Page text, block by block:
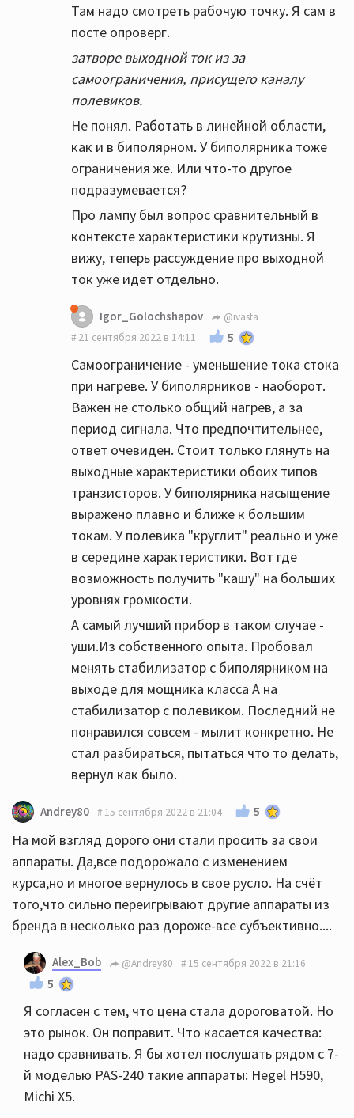
Там надо смотреть рабочую точку. Я сам в
посте опроверг.
затворе выходной ток из за
самоограничения, присущего каналу
полевиков.
Не понял. Работать в линейной области,
как и в биполярном. У биполярника тоже
ограничения же. Или что-то другое
подразумевается?
Про лампу был вопрос сравнительный в
контексте характеристики крутизны. Я
вижу, теперь рассуждение про выходной
ток уже идет отдельно.
Igor_Golochshapov
@ivasta
21 сентября 2022 в 14:11
5
Самоограничение - уменьшение тока стока
при нагреве. У биполярников - наоборот.
Важен не столько общий нагрев, а за
период сигнала. Что предпочтительнее,
ответ очевиден. Стоит только глянуть на
выходные характеристики обоих типов
транзисторов. У биполярника насыщение
выражено плавно и ближе к большим
токам. У полевика "круглит" реально и уже
в середине характеристики. Вот где
возможность получить "кашу" на больших
уровнях громкости.
А самый лучший прибор в таком случае -
уши.Из собственного опыта. Пробовал
менять стабилизатор с биполярником на
выходе для мощника класса А на
стабилизатор с полевиком. Последний не
понравился совсем - мылит конкретно. Не
стал разбираться, пытаться что то делать,
вернул как было.
Andrey80 15 сентября 2022 в 21:04 5
На мой взгляд дорого они стали просить за свои
аппараты. Да,все подорожало с изменением
курса,но и многое вернулось в свое русло. На счёт
того,что сильно переигрывают другие аппараты из
бренда в несколько раз дороже-все субъективно....
Alex_Bob @Andrey80 15 сентября 2022 в 21:16
5
Я согласен с тем, что цена стала дороговатой. Но
это рынок. Он поправит. Что касается качества:
надо сравнивать. Я бы хотел послушать рядом с 7-
й моделью PAS-240 такие аппараты: Hegel H590,
Michi X5.